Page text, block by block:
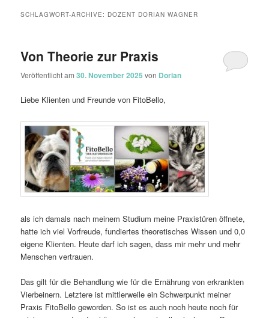
SCHLAGWORT-ARCHIVE: DOZENT DORIAN WAGNER
Von Theorie zur Praxis
Veröffentlicht am30. November 2025 von Dorian
Liebe Klienten und Freunde von FitoBello,
als ich damals nach meinem Studium meine Praxistüren öffnete,
hatte ich viel Vorfreude, fundiertes theoretisches Wissen und 0,0
eigene Klienten. Heute darf ich sagen, dass mir mehr und mehr
Menschen vertrauen.
Das gilt für die Behandlung wie für die Ernährung von erkrankten
Vierbeinern. Letztere ist mittlerweile ein Schwerpunkt meiner
Praxis FitoBello geworden. So ist es auch noch heute noch für